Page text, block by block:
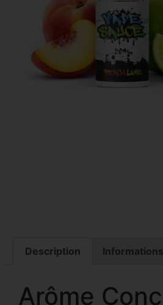
Description
Arôme